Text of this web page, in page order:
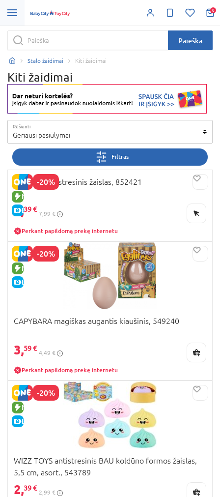
0
Paieška
Stalo žaidimai Kiti žaidimai
Kiti žaidimai
Rūšiuoti
Geriausi pasiūlymai
Filtras
-20%
NAUJA PREKĖ
E-KAINA
JADORE antistresinis žaislas, 852421
6,39 €
7,99 €
Perkant papildomą prekę internetu
-20%
NAUJA PREKĖ
E-KAINA
CAPYBARA magiškas augantis kiaušinis, 549240
3,59 €
4,49 €
Perkant papildomą prekę internetu
-20%
NAUJA PREKĖ
E-KAINA
WIZZ TOYS antistresinis BAU koldūno formos žaislas,
5,5 cm, asort., 543789
2,39 €
2,99 €